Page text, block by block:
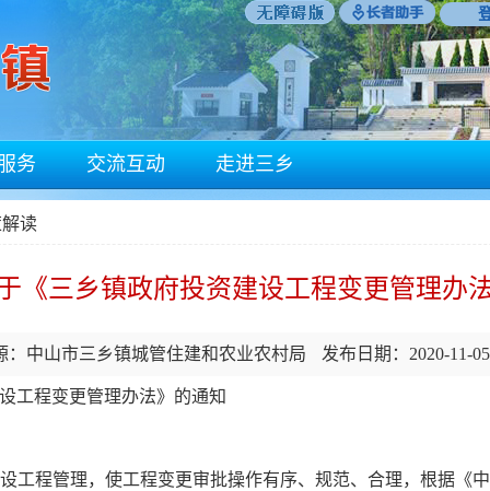
务 交流互动 走进三乡
读
《三乡镇政府投资建设工程变更管理办
：中山市三乡镇城管住建和农业农村局 发布日期：2020-11-
工程变更管理办法》的通知
管理，使工程变更审批操作有序、规范、合理，根据《